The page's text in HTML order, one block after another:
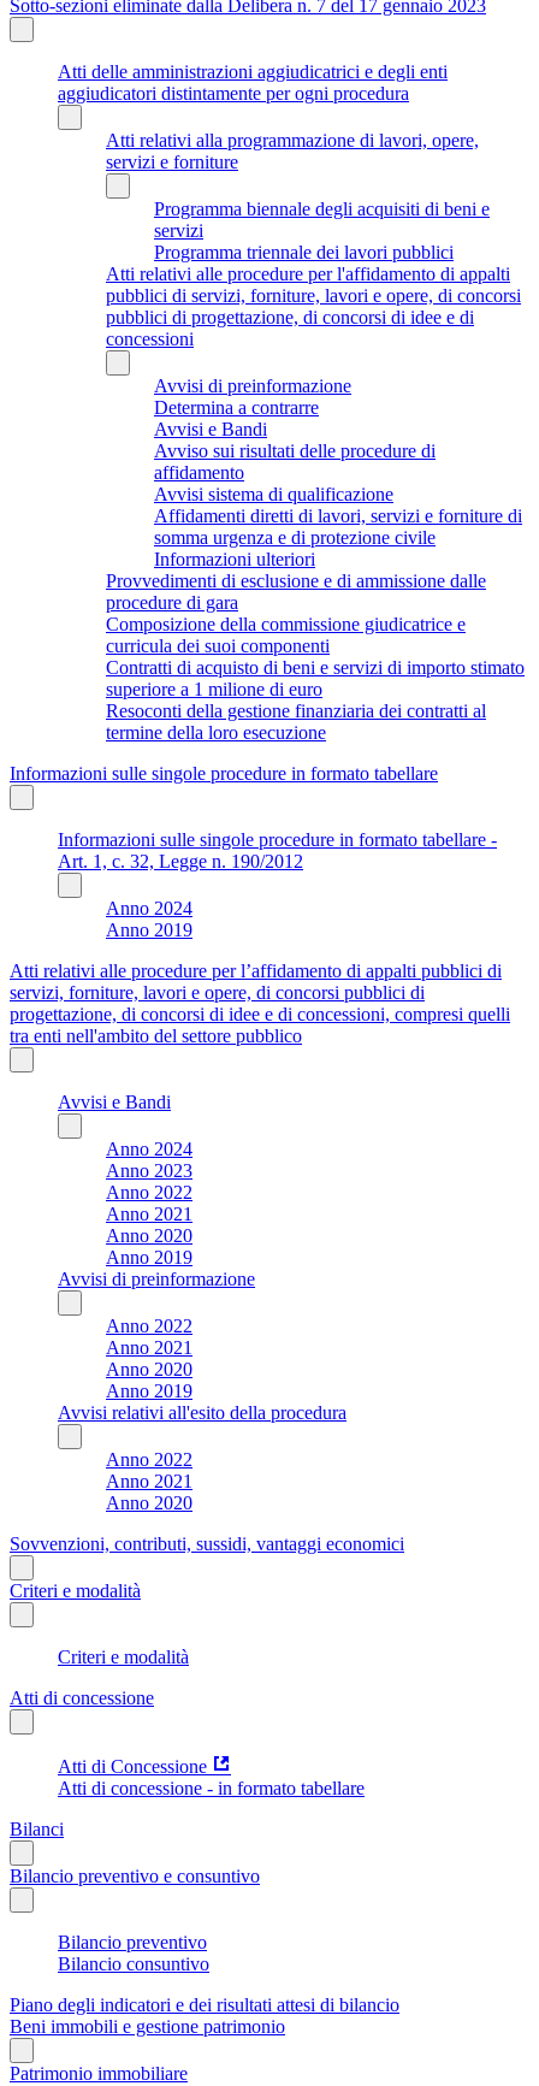
Sotto-sezioni eliminate dalla Delibera n. 7 del 17 gennaio 2023
Atti delle amministrazioni aggiudicatrici e degli enti
aggiudicatori distintamente per ogni procedura
Atti relativi alla programmazione di lavori, opere,
servizi e forniture
Programma biennale degli acquisiti di beni e
servizi
Programma triennale dei lavori pubblici
Atti relativi alle procedure per l'affidamento di appalti
pubblici di servizi, forniture, lavori e opere, di concorsi
pubblici di progettazione, di concorsi di idee e di
concessioni
Avvisi di preinformazione
Determina a contrarre
Avvisi e Bandi
Avviso sui risultati delle procedure di
affidamento
Avvisi sistema di qualificazione
Affidamenti diretti di lavori, servizi e forniture di
somma urgenza e di protezione civile
Informazioni ulteriori
Provvedimenti di esclusione e di ammissione dalle
procedure di gara
Composizione della commissione giudicatrice e
curricula dei suoi componenti
Contratti di acquisto di beni e servizi di importo stimato
superiore a 1 milione di euro
Resoconti della gestione finanziaria dei contratti al
termine della loro esecuzione
Informazioni sulle singole procedure in formato tabellare
Informazioni sulle singole procedure in formato tabellare -
Art. 1, c. 32, Legge n. 190/2012
Anno 2024
Anno 2019
Atti relativi alle procedure per l’affidamento di appalti pubblici di
servizi, forniture, lavori e opere, di concorsi pubblici di
progettazione, di concorsi di idee e di concessioni, compresi quelli
tra enti nell'ambito del settore pubblico
Avvisi e Bandi
Anno 2024
Anno 2023
Anno 2022
Anno 2021
Anno 2020
Anno 2019
Avvisi di preinformazione
Anno 2022
Anno 2021
Anno 2020
Anno 2019
Avvisi relativi all'esito della procedura
Anno 2022
Anno 2021
Anno 2020
Sovvenzioni, contributi, sussidi, vantaggi economici
Criteri e modalità
Criteri e modalità
Atti di concessione
Atti di Concessione
Atti di concessione - in formato tabellare
Bilanci
Bilancio preventivo e consuntivo
Bilancio preventivo
Bilancio consuntivo
Piano degli indicatori e dei risultati attesi di bilancio
Beni immobili e gestione patrimonio
Patrimonio immobiliare